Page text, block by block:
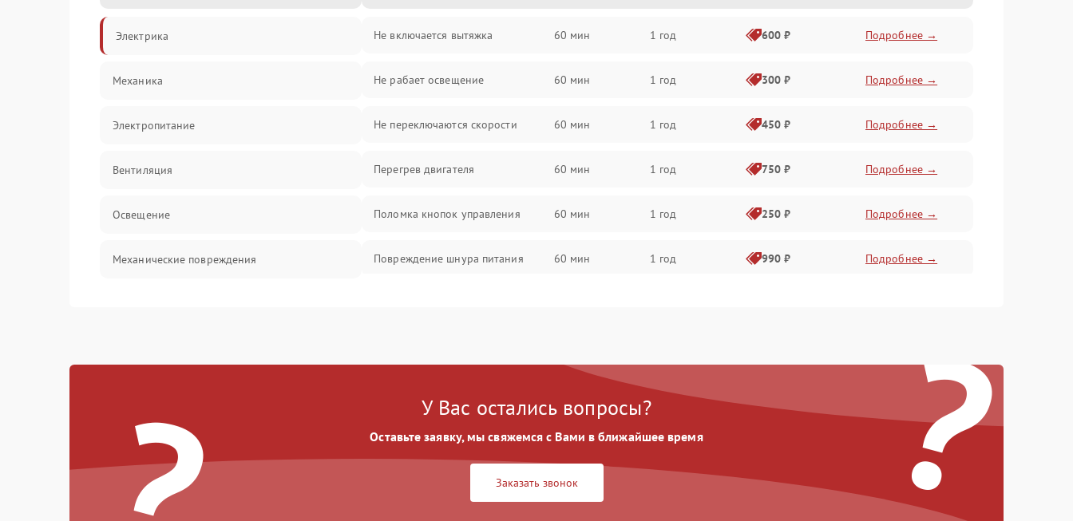
Электрика
Механика
Электропитание
Вентиляция
Освещение
Механические повреждения
Не включается вытяжка 60 мин 1 год 600 ₽ Подробнее →
Не рабает освещение 60 мин 1 год 300 ₽ Подробнее →
Не переключаются скорости 60 мин 1 год 450 ₽ Подробнее →
Перегрев двигателя 60 мин 1 год 750 ₽ Подробнее →
Поломка кнопок управления 60 мин 1 год 250 ₽ Подробнее →
Повреждение шнура питания 60 мин 1 год 990 ₽ Подробнее →
конденсатора
1 год
Подробнее →
?
У Вас остались вопросы?
Оставьте заявку, мы свяжемся с Вами в ближайшее время
Заказать звонок